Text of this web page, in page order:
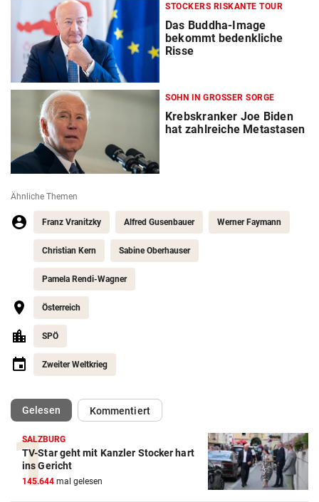
STOCKERS RISKANTE TOUR
Das Buddha-Image
bekommt bedenkliche
Risse
SOHN IN GROSSER SORGE
Krebskranker Joe Biden
hat zahlreiche Metastasen
Ähnliche Themen
Franz Vranitzky Alfred Gusenbauer Werner Faymann
Christian Kern Sabine Oberhauser
Pamela Rendi-Wagner
Österreich
SPÖ
Zweiter Weltkrieg
Gelesen(ausgewählt)Kommentiert
SALZBURG
TV-Star geht mit Kanzler Stocker hart
ins Gericht
145.644 mal gelesen